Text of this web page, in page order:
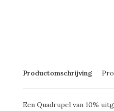
Productomschrijving
Een Quadrupel van 10%